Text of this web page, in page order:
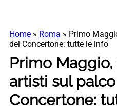
Home » Roma » Primo
del Concertone: tutte le info
Primo
artisti sul
Concertone: